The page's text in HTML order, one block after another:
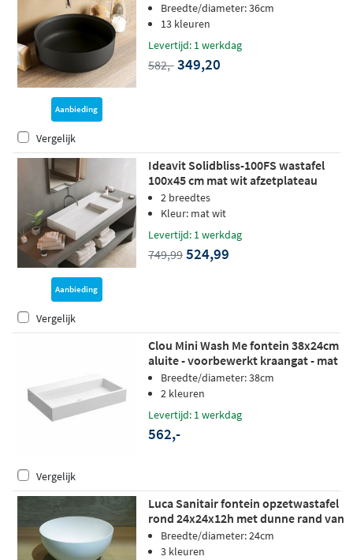
Aanbieding
Breedte/diameter: 36cm
13 kleuren
Levertijd: 1 werkdag
582,- 349,20
Vergelijk
Aanbieding
Ideavit Solidbliss-100FS wastafel
100x45 cm mat wit afzetplateau
achter/rechts
2 breedtes
Kleur: mat wit
Levertijd: 1 werkdag
749,99 524,99
Vergelijk
Clou Mini Wash Me fontein 38x24cm
aluite - voorbewerkt kraangat - mat
witBreedte/diameter: 38cm
2 kleuren
Levertijd: 1 werkdag
562,-
Vergelijk
Luca Sanitair fontein opzetwastafel
rond 24x24x12h met dunne rand van
mineral stone wit glans
Breedte/diameter: 24cm
3 kleuren